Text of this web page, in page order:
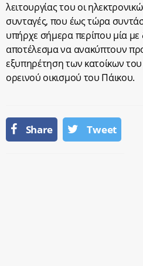
λειτουργίας του οι
συνταγές, που έως τώρα
υπήρχε σήμερα περίπου μία
αποτέλεσμα να ανακύπτουν
εξυπηρέτηση των κατοίκων
ορεινού οικισμού του Πάικου.
Share Tweet